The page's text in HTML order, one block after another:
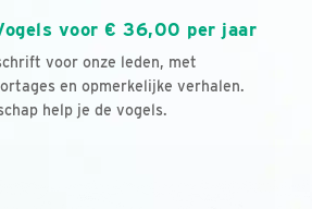
voor € 36,00 per jaar
voor onze leden, met
en opmerkelijke verhalen.
help je de vogels.